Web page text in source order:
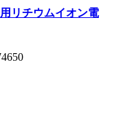
リチウムイオン電